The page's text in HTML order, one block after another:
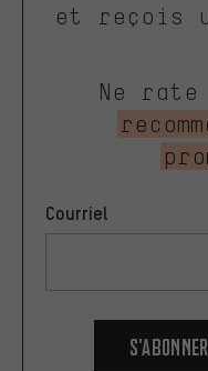
et reçois
Ne rate
Courriel